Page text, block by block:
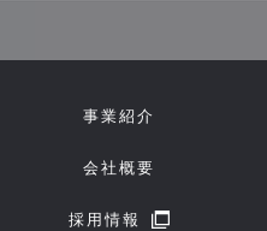
事業紹介
会社概要
採用情報